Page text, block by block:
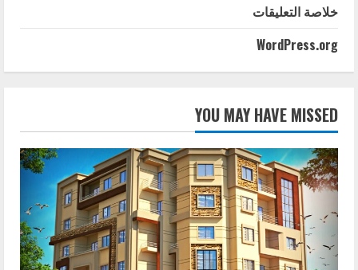
خلاصة التعليقات
WordPress.org
YOU MAY HAVE MISSED